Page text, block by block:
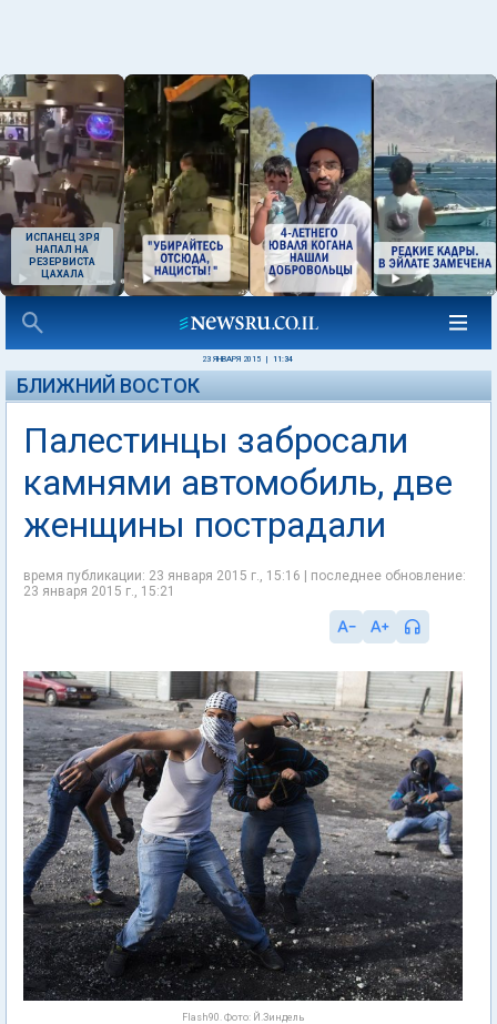
ИСПАНЕЦ ЗРЯ
НАПАЛ НА
РЕЗЕРВИСТА
ЦАХАЛА
23 ЯНВАРЯ 2015 11:34
БЛИЖНИЙ ВОСТОК
Палестинцы забросали
камнями автомобиль, две
женщины пострадали
время публикации: 23 января 2015 г., 15:16 | последнее обновление:
23 января 2015 г., 15:21
Flash90. Фото: Й.Зиндель